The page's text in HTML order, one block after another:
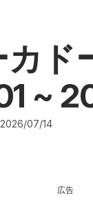
ド
~
07/14
広告